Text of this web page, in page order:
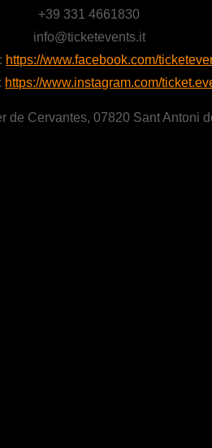
+39 331 4661830
info@ticketevents.it
https://www.facebook.com/
https://www.instagram.com/
de Cervantes, 07820 Sant Antoni